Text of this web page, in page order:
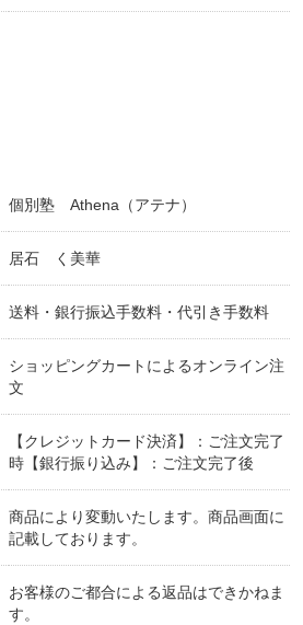
個別塾 Athena（アテナ）
居石 く美華
送料・銀行振込手数料・代引き手数料
ショッピングカートによるオンライン注
文
【クレジットカード決済】：ご注文完了
時【銀行振り込み】：ご注文完了後
商品により変動いたします。商品画面に
記載しております。
お客様のご都合による返品はできかねま
す。